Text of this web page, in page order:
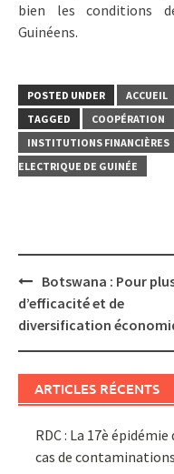
bien les conditions
Guinéens.
POSTED UNDER ACCUEIL
TAGGED
COOPÉRATION
INSTITUTIONS FINANCIÈRES
ELECTRIQUE DE GUINÉE
Post
navigation
Botswana : Pour
d’efficacité et de
diversification
ARTICLES RÉCENTS
RDC : La 17è
cas de contaminations